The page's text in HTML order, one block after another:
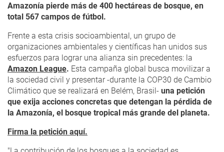
Amazonía pierde más de 400 hectáreas de bosque, en
total 567 campos de fútbol.
Frente a esta crisis socioambiental, un grupo de
organizaciones ambientales y científicas han unidos sus
esfuerzos para lograr una alianza sin precedentes: la
Amazon League. Esta campaña global busca movilizar a
la sociedad civil y presentar -durante la COP30 de Cambio
Climático que se realizará en Belém, Brasil- una petición
que exija acciones concretas que detengan la pérdida de
la Amazonía, el bosque tropical más grande del planeta.
Firma la petición aquí.